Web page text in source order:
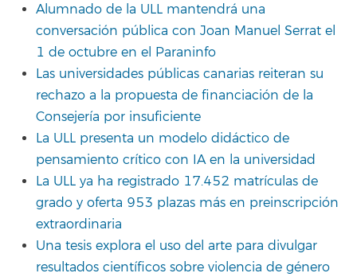
Alumnado de la ULL mantendrá una
conversación pública con Joan Manuel Serrat el
1 de octubre en el Paraninfo
Las universidades públicas canarias reiteran su
rechazo a la propuesta de financiación de la
Consejería por insuficiente
La ULL presenta un modelo didáctico de
pensamiento crítico con IA en la universidad
La ULL ya ha registrado 17.452 matrículas de
grado y oferta 953 plazas más en preinscripción
extraordinaria
Una tesis explora el uso del arte para divulgar
resultados científicos sobre violencia de género